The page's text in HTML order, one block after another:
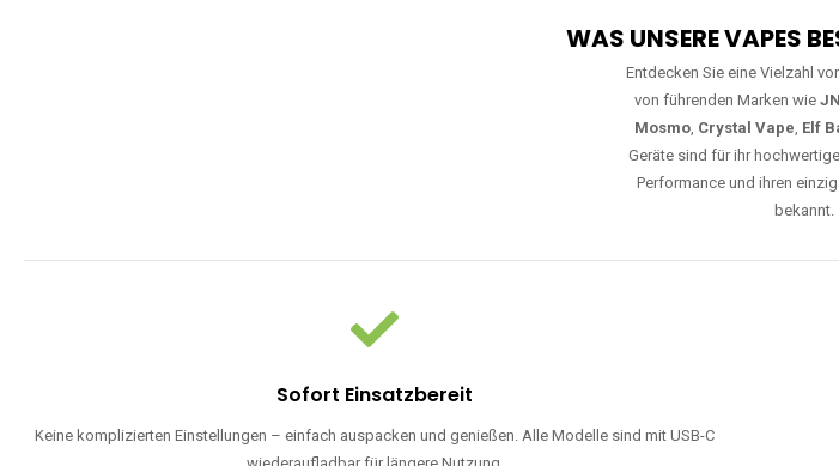
WAS UNSERE VAPES
Entdecken Sie eine Vielzahl
von führenden Marken wie
Mosmo, Crystal Vape, Elf
Geräte sind für ihr
Performance und ihren
bekannt.
Sofort Einsatzbereit
Keine komplizierten Einstellungen – einfach auspacken und genießen. Alle Modelle sind mit USB-C